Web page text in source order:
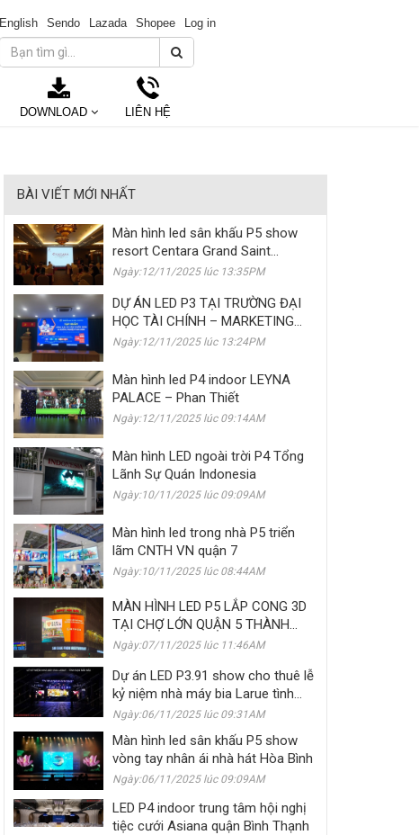
English Sendo Lazada Shopee Log in
DOWNLOAD LIÊN HỆ
BÀI VIẾT MỚI NHẤT
Màn hình led sân khấu P5 show
resort Centara Grand Saint
Simeon
Ngày:12/11/2025 lúc 13:35PM
DỰ ÁN LED P3 TẠI TRƯỜNG ĐẠI
HỌC TÀI CHÍNH – MARKETING
(UFM)
Ngày:12/11/2025 lúc 13:24PM
Màn hình led P4 indoor LEYNA
PALACE – Phan Thiết
Ngày:12/11/2025 lúc 09:14AM
Màn hình LED ngoài trời P4 Tổng
Lãnh Sự Quán Indonesia
Ngày:10/11/2025 lúc 09:09AM
Màn hình led trong nhà P5 triển
lãm CNTH VN quận 7
Ngày:10/11/2025 lúc 08:44AM
MÀN HÌNH LED P5 LẮP CONG 3D
TẠI CHỢ LỚN QUẬN 5 THÀNH
PHỐ HỒ CHÍ MINH
Ngày:07/11/2025 lúc 11:46AM
Dự án LED P3.91 show cho thuê lễ
kỷ niệm nhà máy bia Larue tình
bạn mãi mãi
Ngày:06/11/2025 lúc 09:31AM
Màn hình led sân khấu P5 show
vòng tay nhân ái nhà hát Hòa Bình
Ngày:06/11/2025 lúc 09:09AM
LED P4 indoor trung tâm hội nghị
tiệc cưới Asiana quận Bình Thạnh